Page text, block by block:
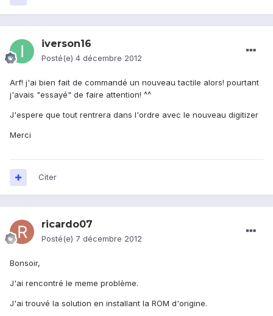
iverson16
Posté(e) 4 décembre 2012
Arf! j'ai bien fait de commandé un nouveau tactile alors! pourtant
j'avais "essayé" de faire attention! ^^
J'espere que tout rentrera dans l'ordre avec le nouveau digitizer
Merci
Citer
ricardo07
Posté(e) 7 décembre 2012
Bonsoir,
J'ai rencontré le meme problème.
J'ai trouvé la solution en installant la ROM d'origine.